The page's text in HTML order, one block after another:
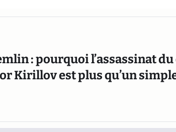
: pourquoi l’assassinat
Kirillov est plus qu’un